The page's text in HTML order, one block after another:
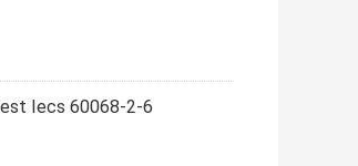
Iecs 60068-2-6